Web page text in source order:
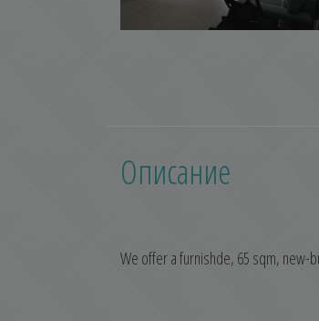
Описание
We offer a furnishde, 65 sqm, new-